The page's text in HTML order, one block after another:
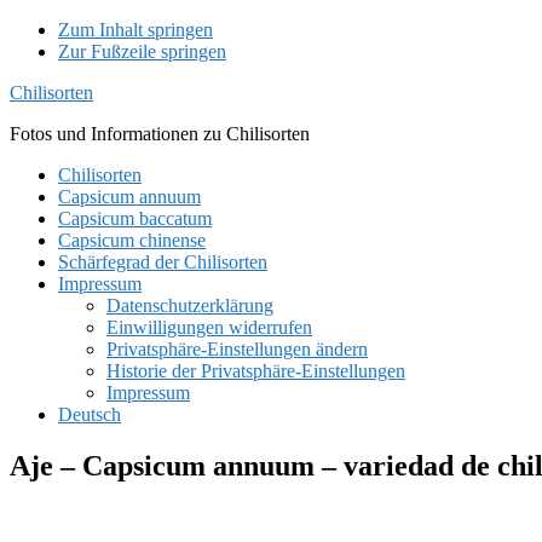
Zum Inhalt springen
Zur Fußzeile springen
Chilisorten
Fotos und Informationen zu Chilisorten
Chilisorten
Capsicum annuum
Capsicum baccatum
Capsicum chinense
Schärfegrad der Chilisorten
Impressum
Datenschutzerklärung
Einwilligungen widerrufen
Privatsphäre-Einstellungen ändern
Historie der Privatsphäre-Einstellungen
Impressum
Deutsch
Aje – Capsicum annuum – variedad de